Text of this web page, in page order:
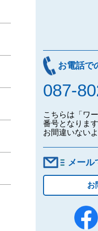
お電話で
087-
こちらは「ワ
番号となりま
お間違いない
メール
お